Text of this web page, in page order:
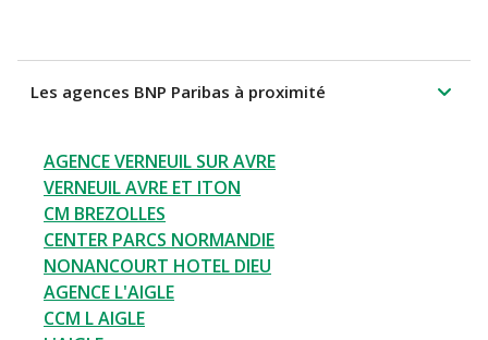
Les agences BNP Paribas à proximité
AGENCE VERNEUIL SUR AVRE
VERNEUIL AVRE ET ITON
CM BREZOLLES
CENTER PARCS NORMANDIE
NONANCOURT HOTEL DIEU
AGENCE L'AIGLE
CCM L AIGLE